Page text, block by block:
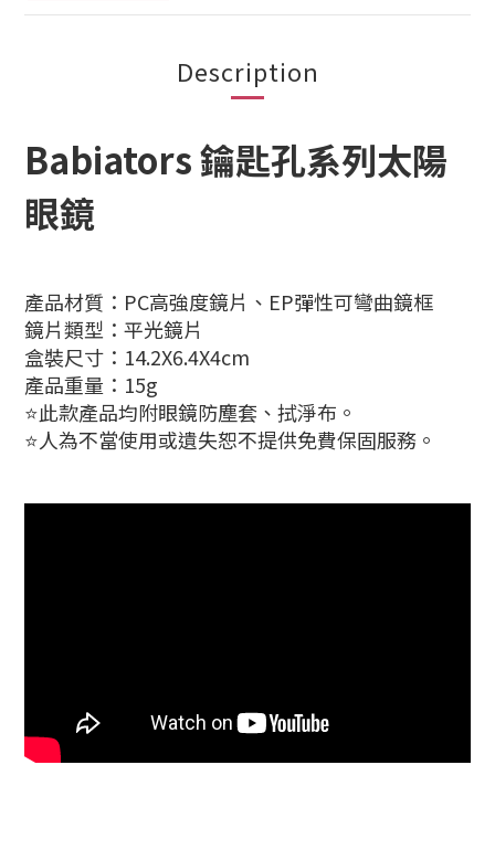
Description
Babiators 鑰匙孔系列太陽
眼鏡
產品材質：PC高強度鏡片、EP彈性可彎曲鏡框
鏡片類型：平光鏡片
盒裝尺寸：14.2X6.4X4cm
產品重量：15g
⭐此款產品均附眼鏡防塵套、拭淨布。
⭐人為不當使用或遺失恕不提供免費保固服務。